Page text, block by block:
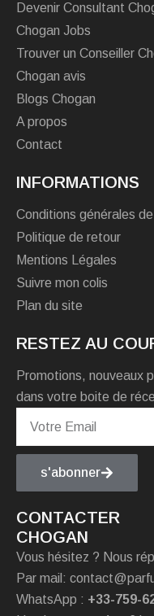
Devenir Consultant
Chogan Jobs
Trouver un Conseiller
Chogan avis
Blogs Chogan
A propos
Contact
INFORMATIONS
Conditions générales
Politique de retour
Mentions Légales
Suivre mon colis
Plan du site
RESTEZ AU
Promotions, nouveaux
dans votre boite de
s'abonner
CONTACTER
CHOGAN
Vous hésitez ? Nous
Par mail:
WhatsApp : +33-759-